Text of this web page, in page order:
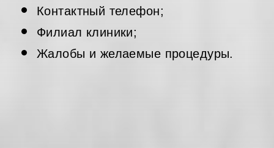
Контактный телефон;
Филиал клиники;
Жалобы и желаемые процедуры.